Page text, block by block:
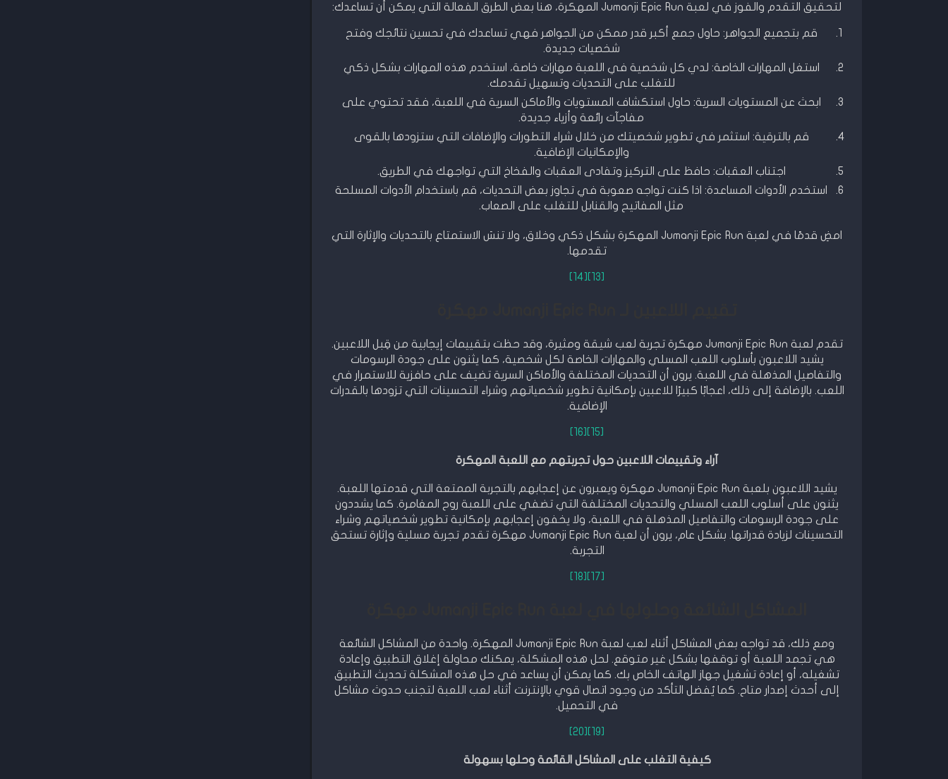
لتحقيق التقدم والفوز في لعبة Jumanji Epic Run المهكرة، هنا بعض الطرق الفعالة التي يمكن أن تساعدك:
قم بتجميع الجواهر: حاول جمع أكبر قدر ممكن من الجواهر فهي تساعدك في تحسين نتائجك وفتح
شخصيات جديدة.
استغل المهارات الخاصة: لدي كل شخصية في اللعبة مهارات خاصة، استخدم هذه المهارات بشكل ذكي
للتغلب على التحديات وتسهيل تقدمك.
ابحث عن المستويات السرية: حاول استكشاف المستويات والأماكن السرية في اللعبة، فقد تحتوي على
مفاجآت رائعة وأزياء جديدة.
قم بالترقية: استثمر في تطوير شخصيتك من خلال شراء التطورات والإضافات التي ستزودها بالقوى
والإمكانيات الإضافية.
اجتناب العقبات: حافظ على التركيز وتفادى العقبات والفخاخ التي تواجهك في الطريق.
استخدم الأدوات المساعدة: اذا كنت تواجه صعوبة في تجاوز بعض التحديات، قم باستخدام الأدوات المسلحة
مثل المفاتيح والقنابل للتغلب على الصعاب.
امضِ قدمًا في لعبة Jumanji Epic Run المهكرة بشكل ذكي وخلاق، ولا تنسَ الاستمتاع بالتحديات والإثارة التي
تقدمها.
[13]
[14]
تقدم لعبة Jumanji Epic Run مهكرة تجربة لعب شيقة ومثيرة، وقد حظت بتقييمات إيجابية من قِبل اللاعبين.
يشيد اللاعبون بأسلوب اللعب المسلي والمهارات الخاصة لكل شخصية، كما يثنون على جودة الرسومات
والتفاصيل المذهلة في اللعبة. يرون أن التحديات المختلفة والأماكن السرية تضيف على حافزية للاستمرار في
اللعب. بالإضافة إلى ذلك، اعجابًا كبيرًا للاعبين بإمكانية تطوير شخصياتهم وشراء التحسينات التي تزودها بالقدرات
الإضافية.
[15]
[16]
آراء وتقييمات اللاعبين حول تجربتهم مع اللعبة المهكرة
يشيد اللاعبون بلعبة Jumanji Epic Run مهكرة ويعبرون عن إعجابهم بالتجربة الممتعة التي قدمتها اللعبة.
يثنون على أسلوب اللعب المسلي والتحديات المختلفة التي تضفي على اللعبة روح المغامرة. كما يشددون
على جودة الرسومات والتفاصيل المذهلة في اللعبة، ولا يخفون إعجابهم بإمكانية تطوير شخصياتهم وشراء
التحسينات لزيادة قدراتها. بشكل عام، يرون أن لعبة Jumanji Epic Run مهكرة تقدم تجربة مسلية وإثارة تستحق
التجربة.
[17]
[18]
ومع ذلك، قد تواجه بعض المشاكل أثناء لعب لعبة Jumanji Epic Run المهكرة. واحدة من المشاكل الشائعة
هي تجمد اللعبة أو توقفها بشكل غير متوقع. لحل هذه المشكلة، يمكنك محاولة إغلاق التطبيق وإعادة
تشغيله، أو إعادة تشغيل جهاز الهاتف الخاص بك. كما يمكن أن يساعد في حل هذه المشكلة تحديث التطبيق
إلى أحدث إصدار متاح. كما يُفضل التأكد من وجود اتصال قوي بالإنترنت أثناء لعب اللعبة لتجنب حدوث مشاكل
في التحميل.
[19]
[20]
كيفية التغلب على المشاكل القائمة وحلها بسهولة